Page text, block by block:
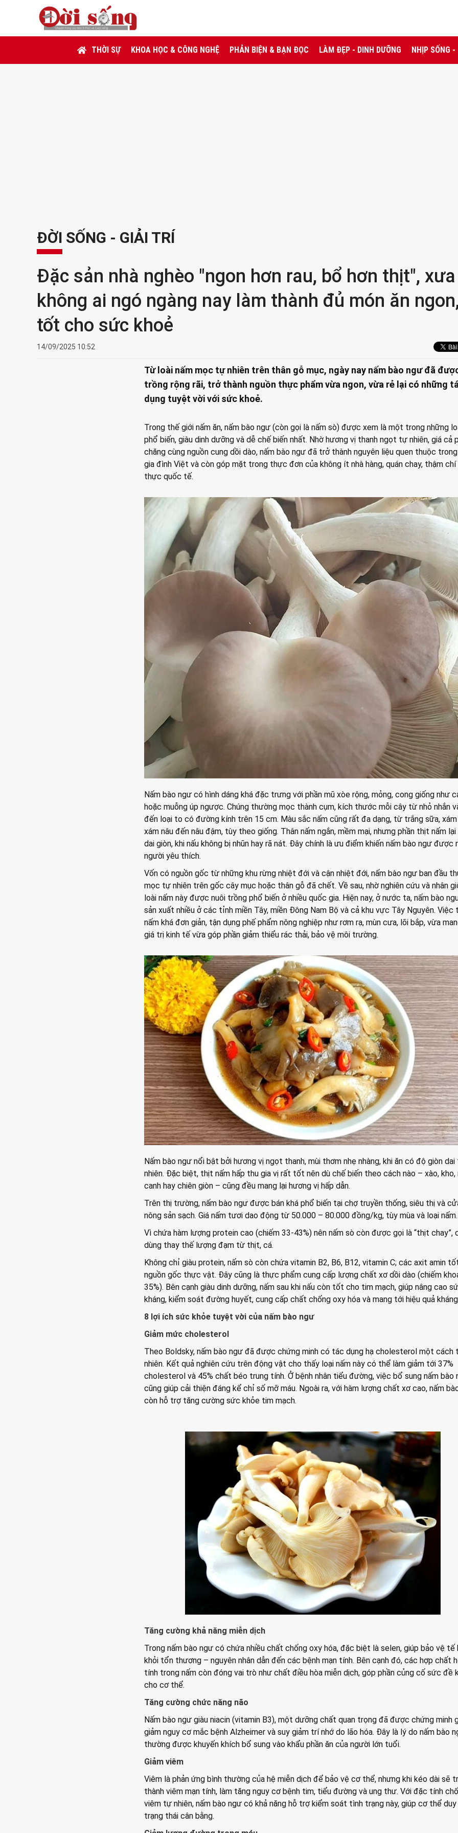
THỜI SỰ KHOA HỌC & CÔNG NGHỆ PHẢN BIỆN & BẠN ĐỌC LÀM ĐẸP - DINH DƯỠNG NHỊP SỐNG
ĐỜI SỐNG - GIẢI TRÍ
Đặc sản nhà nghèo "ngon hơn rau, bổ hơn thịt", xưa
không ai ngó ngàng nay làm thành đủ món ăn
tốt cho sức khoẻ
14/09/2025 10:52
Từ loài nấm mọc tự nhiên trên thân gỗ mục, ngày nay nấm bào ngư đã
trồng rộng rãi, trở thành nguồn thực phẩm vừa ngon, vừa rẻ lại có những
dụng tuyệt vời với sức khoẻ.
Trong thế giới nấm ăn, nấm bào ngư (còn gọi là nấm sò) được xem là một trong những
phổ biến, giàu dinh dưỡng và dễ chế biến nhất. Nhờ hương vị thanh ngọt tự nhiên, giá cả
chăng cùng nguồn cung dồi dào, nấm bào ngư đã trở thành nguyên liệu quen thuộc
gia đình Việt và còn góp mặt trong thực đơn của không ít nhà hàng, quán chay, thậm chí
thực quốc tế.
Nấm bào ngư có hình dáng khá đặc trưng với phần mũ xòe rộng, mỏng, cong giống như
hoặc muỗng úp ngược. Chúng thường mọc thành cụm, kích thước mỗi cây từ nhỏ nhắn
đến loại to có đường kính trên 15 cm. Màu sắc nấm cũng rất đa dạng, từ trắng sữa,
xám nâu đến nâu đậm, tùy theo giống. Thân nấm ngắn, mềm mại, nhưng phần thịt nấm
dai giòn, khi nấu không bị nhũn hay rã nát. Đây chính là ưu điểm khiến nấm bào ngư được
người yêu thích.
Vốn có nguồn gốc từ những khu rừng nhiệt đới và cận nhiệt đới, nấm bào ngư ban đầu
mọc tự nhiên trên gốc cây mục hoặc thân gỗ đã chết. Về sau, nhờ nghiên cứu và nhân
loài nấm này được nuôi trồng phổ biến ở nhiều quốc gia. Hiện nay, ở nước ta, nấm bào
sản xuất nhiều ở các tỉnh miền Tây, miền Đông Nam Bộ và cả khu vực Tây Nguyên. Việc
nấm khá đơn giản, tận dụng phế phẩm nông nghiệp như rơm rạ, mùn cưa, lõi bắp, vừa
giá trị kinh tế vừa góp phần giảm thiểu rác thải, bảo vệ môi trường.
Nấm bào ngư nổi bật bởi hương vị ngọt thanh, mùi thơm nhẹ nhàng, khi ăn có độ giòn
nhiên. Đặc biệt, thịt nấm hấp thu gia vị rất tốt nên dù chế biến theo cách nào – xào, kho,
canh hay chiên giòn – cũng đều mang lại hương vị hấp dẫn.
Trên thị trường, nấm bào ngư được bán khá phổ biến tại chợ truyền thống, siêu thị và
nông sản sạch. Giá nấm tươi dao động từ 50.000 – 80.000 đồng/kg, tùy mùa và loại
Vì chứa hàm lượng protein cao (chiếm 33-43%) nên nấm sò còn được gọi là “thịt chay”,
dùng thay thế lượng đạm từ thịt, cá.
Không chỉ giàu protein, nấm sò còn chứa vitamin B2, B6, B12, vitamin C; các axit amin
nguồn gốc thực vật. Đây cũng là thực phẩm cung cấp lượng chất xơ dồi dào (chiếm
35%). Bên cạnh giàu dinh dưỡng, nấm sau khi nấu còn tốt cho tim mạch, giúp nâng cao
kháng, kiểm soát đường huyết, cung cấp chất chống oxy hóa và mang tới hiệu quả
8 lợi ích sức khỏe tuyệt vời của nấm bào ngư
Giảm mức cholesterol
Theo Boldsky, nấm bào ngư đã được chứng minh có tác dụng hạ cholesterol một cách
nhiên. Kết quả nghiên cứu trên động vật cho thấy loại nấm này có thể làm giảm tới 37%
cholesterol và 45% chất béo trung tính. Ở bệnh nhân tiểu đường, việc bổ sung nấm bào
cũng giúp cải thiện đáng kể chỉ số mỡ máu. Ngoài ra, với hàm lượng chất xơ cao, nấm
còn hỗ trợ tăng cường sức khỏe tim mạch.
Tăng cường khả năng miễn dịch
Trong nấm bào ngư có chứa nhiều chất chống oxy hóa, đặc biệt là selen, giúp bảo vệ tế
khỏi tổn thương – nguyên nhân dẫn đến các bệnh mạn tính. Bên cạnh đó, các hợp chất
tính trong nấm còn đóng vai trò như chất điều hòa miễn dịch, góp phần củng cố sức đề
cho cơ thể.
Tăng cường chức năng não
Nấm bào ngư giàu niacin (vitamin B3), một dưỡng chất quan trọng đã được chứng minh
giảm nguy cơ mắc bệnh Alzheimer và suy giảm trí nhớ do lão hóa. Đây là lý do nấm bào
thường được khuyến khích bổ sung vào khẩu phần ăn của người lớn tuổi.
Giảm viêm
Viêm là phản ứng bình thường của hệ miễn dịch để bảo vệ cơ thể, nhưng khi kéo dài sẽ
thành viêm mạn tính, làm tăng nguy cơ bệnh tim, tiểu đường và ung thư. Với đặc tính
viêm tự nhiên, nấm bào ngư có khả năng hỗ trợ kiểm soát tình trạng này, giúp cơ thể
trạng thái cân bằng.